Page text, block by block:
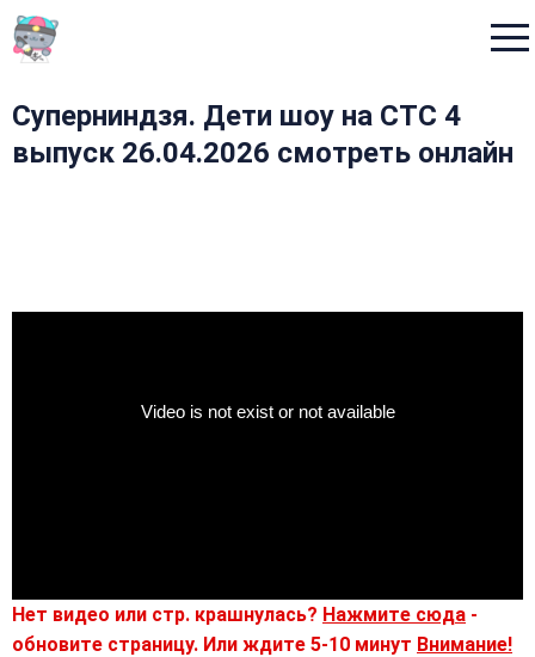
Суперниндзя. Дети шоу на СТС 4
выпуск 26.04.2026 смотреть онлайн
Нет видео или стр. крашнулась? Нажмите сюда -
обновите страницу. Или ждите 5-10 минут Внимание!